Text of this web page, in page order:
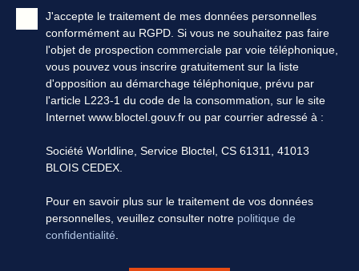
J'accepte le traitement de mes données personnelles
conformément au RGPD. Si vous ne souhaitez pas faire
l'objet de prospection commerciale par voie téléphonique,
vous pouvez vous inscrire gratuitement sur la liste
d'opposition au démarchage téléphonique, prévu par
l'article L223-1 du code de la consommation, sur le site
Internet www.bloctel.gouv.fr ou par courrier adressé à :
Société Worldline, Service Bloctel, CS 61311, 41013
BLOIS CEDEX.
Pour en savoir plus sur le traitement de vos données
personnelles, veuillez consulter notre politique de
confidentialité